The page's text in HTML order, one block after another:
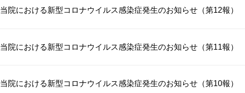
当院における新型コロナウイルス感染症発生のお知らせ（第12報）
当院における新型コロナウイルス感染症発生のお知らせ（第11報）
当院における新型コロナウイルス感染症発生のお知らせ（第10報）